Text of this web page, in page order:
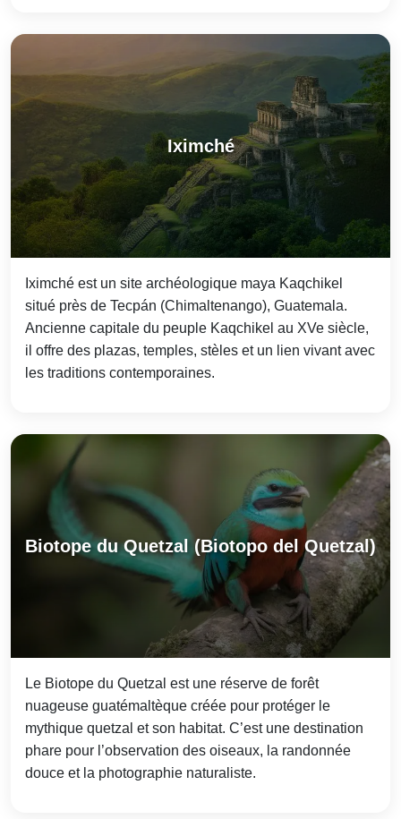
Iximché
Iximché est un site archéologique maya Kaqchikel
situé près de Tecpán (Chimaltenango), Guatemala.
Ancienne capitale du peuple Kaqchikel au XVe siècle,
il offre des plazas, temples, stèles et un lien vivant avec
les traditions contemporaines.
Biotope du Quetzal (Biotopo del Quetzal)
Le Biotope du Quetzal est une réserve de forêt
nuageuse guatémaltèque créée pour protéger le
mythique quetzal et son habitat. C’est une destination
phare pour l’observation des oiseaux, la randonnée
douce et la photographie naturaliste.